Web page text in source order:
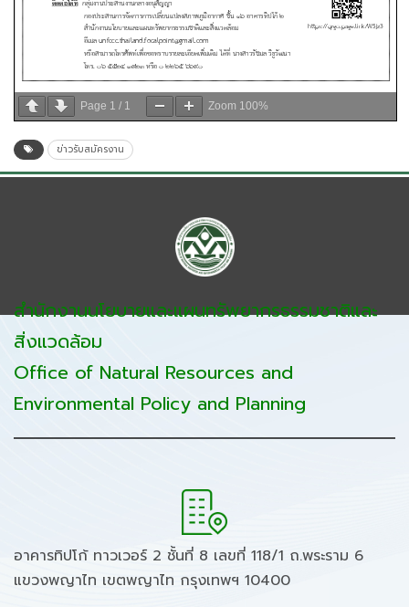
Page 1 / 1 Zoom 100%
ข่าวรับสมัครงาน
สำนักงานนโยบายและแผนทรัพยากรธรรมชาติและ
สิ่งแวดล้อม
Office of Natural Resources and
Environmental Policy and Planning
อาคารทิปโก้ ทาวเวอร์ 2 ชั้นที่ 8 เลขที่ 118/1 ถ.พระราม 6
แขวงพญาไท เขตพญาไท กรุงเทพฯ 10400